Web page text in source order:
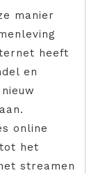
manier
heeft
en
online
het
streamen